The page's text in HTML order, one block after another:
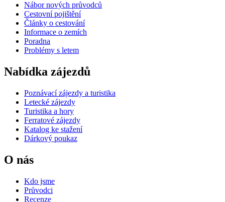
Nábor nových průvodců
Cestovní pojištění
Články o cestování
Informace o zemích
Poradna
Problémy s letem
Nabídka zájezdů
Poznávací zájezdy a turistika
Letecké zájezdy
Turistika a hory
Ferratové zájezdy
Katalog ke stažení
Dárkový poukaz
O nás
Kdo jsme
Průvodci
Recenze